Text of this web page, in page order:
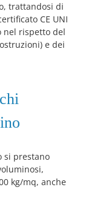
trattandosi di
CE UNI
nel rispetto del
e dei
si prestano
kg/mq, anche